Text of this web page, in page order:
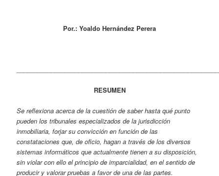
Por.: Yoaldo Hernández Perera
RESUMEN
Se reflexiona acerca de la cuestión de saber hasta qué punto
pueden los tribunales especializados de la jurisdicción
inmobiliaria, forjar su convicción en función de las
constataciones que, de oficio, hagan a través de los diversos
sistemas informáticos que actualmente tienen a su disposición,
sin violar con ello el principio de imparcialidad, en el sentido de
producir y valorar pruebas a favor de una de las partes.